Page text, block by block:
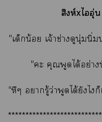
สิงห์xไอุ่น
"เด็กน้อย เจ้าช่างดูนุ่มนิ่ม
"ะ คุณพูดได้อย่าง
"หึๆ ารู้ว่าพูดได้ยังไก็